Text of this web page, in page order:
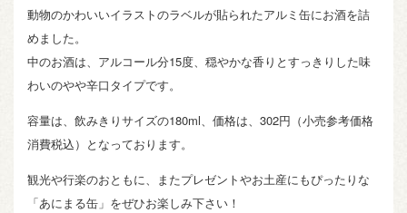
動物のかわいいイラストのラベルが貼られたアルミ缶にお酒を詰
めました。
中のお酒は、アルコール分15度、穏やかな香りとすっきりした味
わいのやや辛口タイプです。
容量は、飲みきりサイズの180ml、価格は、302円（小売参考価格
消費税込）となっております。
観光や行楽のおともに、またプレゼントやお土産にもぴったりな
「あにまる缶」をぜひお楽しみ下さい！